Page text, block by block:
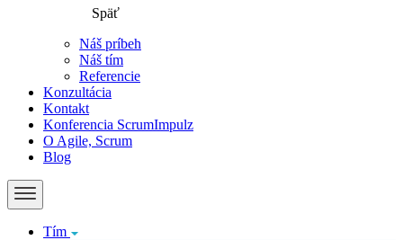
Späť
Náš príbeh
Náš tím
Referencie
Konzultácia
Kontakt
Konferencia ScrumImpulz
O Agile, Scrum
Blog
Tím